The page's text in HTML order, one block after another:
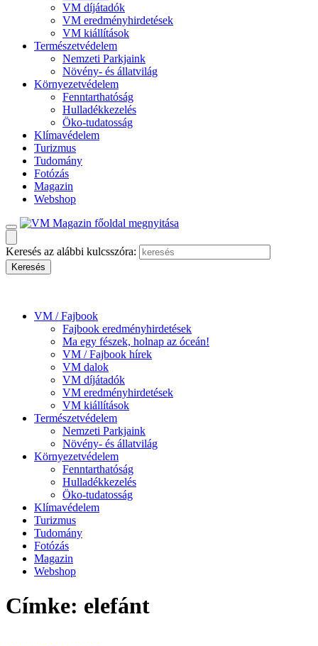
VM díjátadók
VM eredményhirdetések
VM kiállítások
Természetvédelem
Nemzeti Parkjaink
Növény- és állatvilág
Környezetvédelem
Fenntarthatóság
Hulladékkezelés
Öko-tudatosság
Klímavédelem
Turizmus
Tudomány
Fotózás
Magazin
Webshop
Keresés az alábbi kulcsszóra:
VM / Fajbook
Fajbook eredményhirdetések
Ma egy fészek, holnap az óceán!
VM / Fajbook hírek
VM dalok
VM díjátadók
VM eredményhirdetések
VM kiállítások
Természetvédelem
Nemzeti Parkjaink
Növény- és állatvilág
Környezetvédelem
Fenntarthatóság
Hulladékkezelés
Öko-tudatosság
Klímavédelem
Turizmus
Tudomány
Fotózás
Magazin
Webshop
Címke: elefánt